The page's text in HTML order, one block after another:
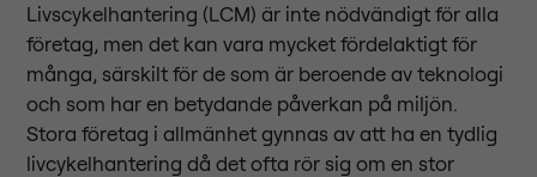
Livscykelhantering (LCM) är inte nödvändigt för alla
företag, men det kan vara mycket fördelaktigt för
många, särskilt för de som är beroende av teknologi
och som har en betydande påverkan på miljön.
Stora företag i allmänhet gynnas av att ha en tydlig
livcykelhantering då det ofta rör sig om en stor